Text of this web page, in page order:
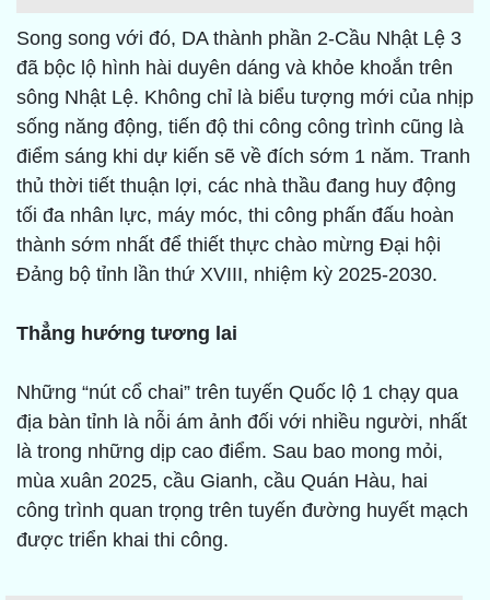
Song song với đó, DA thành phần 2-Cầu Nhật Lệ 3
đã bộc lộ hình hài duyên dáng và khỏe khoắn trên
sông Nhật Lệ. Không chỉ là biểu tượng mới của nhịp
sống năng động, tiến độ thi công công trình cũng là
điểm sáng khi dự kiến sẽ về đích sớm 1 năm. Tranh
thủ thời tiết thuận lợi, các nhà thầu đang huy động
tối đa nhân lực, máy móc, thi công phấn đấu hoàn
thành sớm nhất để thiết thực chào mừng Đại hội
Đảng bộ tỉnh lần thứ XVIII, nhiệm kỳ 2025-2030.
Thẳng hướng tương lai
Những “nút cổ chai” trên tuyến Quốc lộ 1 chạy qua
địa bàn tỉnh là nỗi ám ảnh đối với nhiều người, nhất
là trong những dịp cao điểm. Sau bao mong mỏi,
mùa xuân 2025, cầu Gianh, cầu Quán Hàu, hai
công trình quan trọng trên tuyến đường huyết mạch
được triển khai thi công.